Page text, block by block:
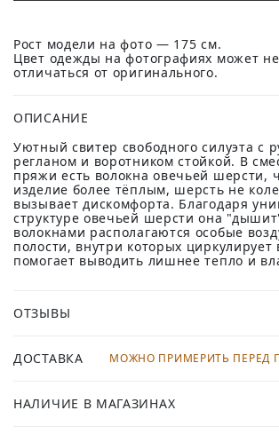
Рост модели на фото — 175 см.
Цвет одежды на фотографиях может
отличаться от оригинального.
ОПИСАНИЕ
Уютный свитер свободного силуэта с
регланом и воротником стойкой. В
пряжи есть волокна овечьей шерсти,
изделие более тёплым, шерсть не
вызывает дискомфорта. Благодаря
структуре овечьей шерсти она
волокнами располагаются особые
полости, внутри которых циркулирует
помогает выводить лишнее тепло и
ОТЗЫВЫ
ДОСТАВКА МОЖНО ПРИМЕРИТЬ ПЕРЕД
НАЛИЧИЕ В МАГАЗИНАХ